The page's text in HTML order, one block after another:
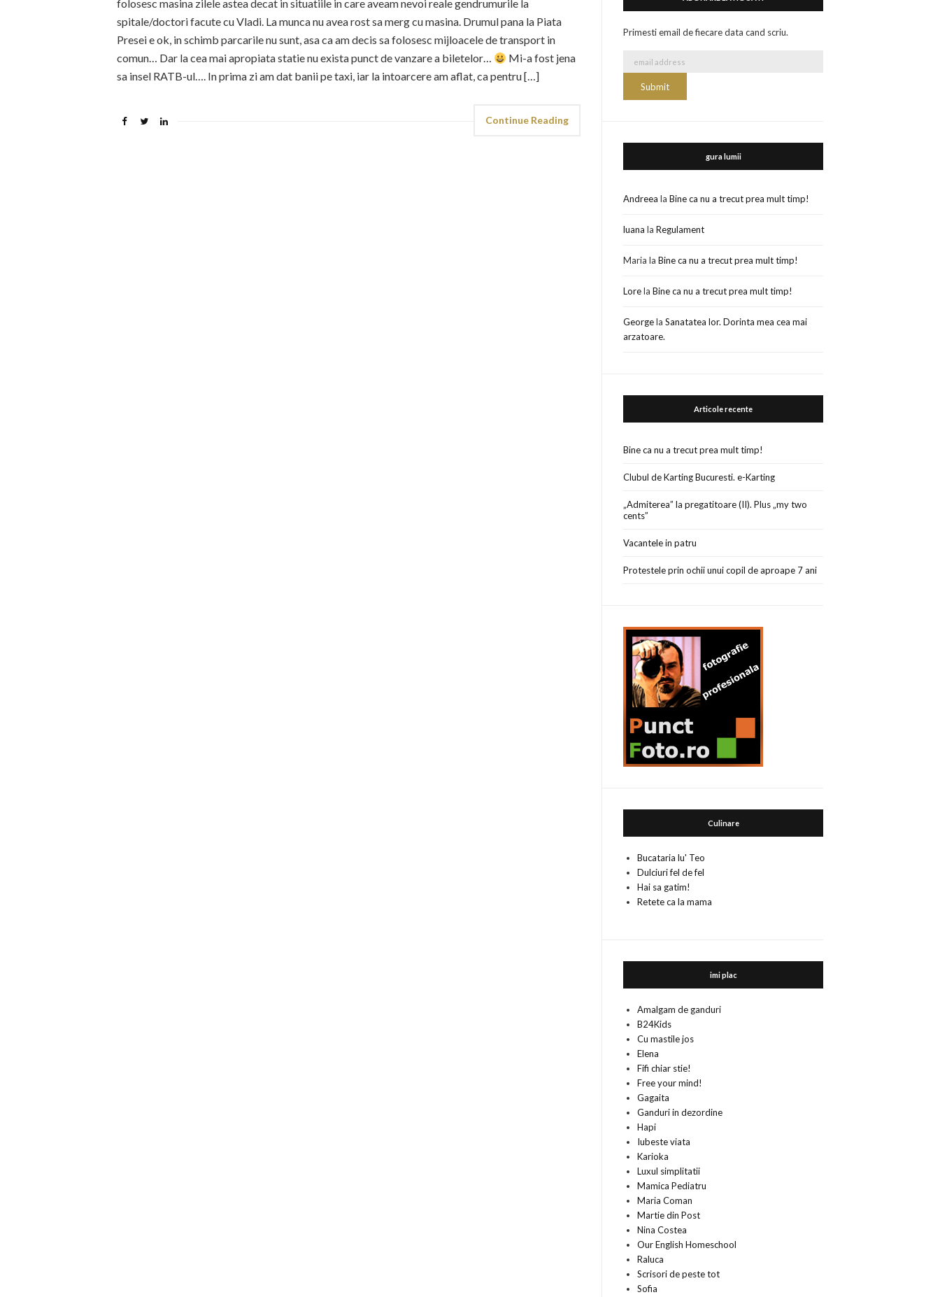
folosesc masina zilele astea decat in situatiile in care aveam nevoi reale gendrumurile la
spitale/doctori facute cu Vladi. La munca nu avea rost sa merg cu masina. Drumul pana la Piata
Presei e ok, in schimb parcarile nu sunt, asa ca am decis sa folosesc mijloacele de transport in
comun… Dar la cea mai apropiata statie nu exista punct de vanzare a biletelor…
Mi-a fost jena
sa insel RATB-ul…. In prima zi am dat banii pe taxi, iar la intoarcere am aflat, ca pentru […]
Continue Reading
Primesti email de fiecare data cand scriu.
gura lumii
Andreea laBine ca nu a trecut prea mult timp!
luana laRegulament
Maria laBine ca nu a trecut prea mult timp!
LorelaBine ca nu a trecut prea mult timp!
GeorgelaSanatatea lor. Dorinta mea cea mai
arzatoare.
Articole recente
Bine ca nu a trecut prea mult timp!
Clubul de Karting Bucuresti. e-Karting
„Admiterea” la pregatitoare (II). Plus „my two
cents”
Vacantele in patru
Protestele prin ochii unui copil de aproape 7 ani
Culinare
Bucataria lu' Teo
Dulciuri fel de fel
Hai sa gatim!
Retete ca la mama
imi plac
Amalgam de ganduri
B24Kids
Cu mastile jos
Elena
Fifi chiar stie!
Free your mind!
Gagaita
Ganduri in dezordine
Hapi
Iubeste viata
Karioka
Luxul simplitatii
Mamica Pediatru
Maria Coman
Martie din Post
Nina Costea
Our English Homeschool
Raluca
Scrisori de peste tot
Sofia